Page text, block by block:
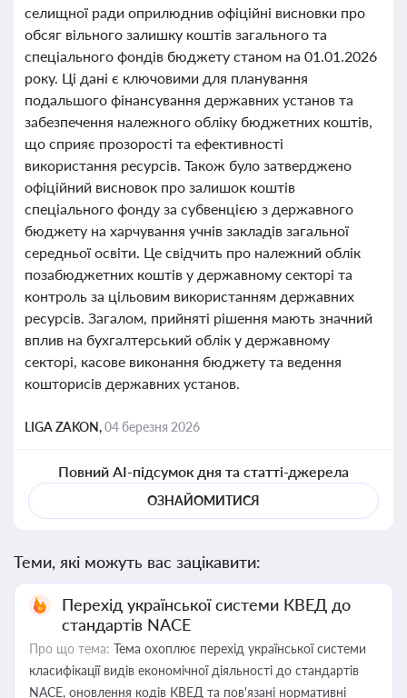
селищної ради оприлюднив офіційні висновки про
обсяг вільного залишку коштів загального та
спеціального фондів бюджету станом на 01.01.2026
року. Ці дані є ключовими для планування
подальшого фінансування державних установ та
забезпечення належного обліку бюджетних коштів,
що сприяє прозорості та ефективності
використання ресурсів. Також було затверджено
офіційний висновок про залишок коштів
спеціального фонду за субвенцією з державного
бюджету на харчування учнів закладів загальної
середньої освіти. Це свідчить про належний облік
позабюджетних коштів у державному секторі та
контроль за цільовим використанням державних
ресурсів. Загалом, прийняті рішення мають значний
вплив на бухгалтерський облік у державному
секторі, касове виконання бюджету та ведення
кошторисів державних установ.
LIGA ZAKON,04 березня 2026
Повний AI-підсумок дня та статті-джерела
ОЗНАЙОМИТИСЯ
Теми, які можуть вас зацікавити:
Перехід української системи КВЕД до
стандартів NACE
Про що тема: Тема охоплює перехід української системи
класифікації видів економічної діяльності до стандартів
NACE, оновлення кодів КВЕД та пов'язані нормативні